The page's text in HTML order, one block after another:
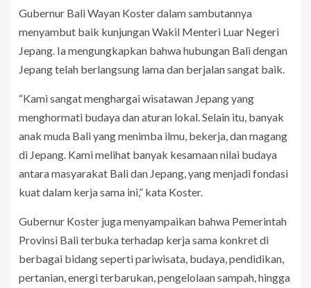
Gubernur Bali Wayan Koster dalam sambutannya
menyambut baik kunjungan Wakil Menteri Luar Negeri
Jepang. Ia mengungkapkan bahwa hubungan Bali dengan
Jepang telah berlangsung lama dan berjalan sangat baik.
“Kami sangat menghargai wisatawan Jepang yang
menghormati budaya dan aturan lokal. Selain itu, banyak
anak muda Bali yang menimba ilmu, bekerja, dan magang
di Jepang. Kami melihat banyak kesamaan nilai budaya
antara masyarakat Bali dan Jepang, yang menjadi fondasi
kuat dalam kerja sama ini,” kata Koster.
Gubernur Koster juga menyampaikan bahwa Pemerintah
Provinsi Bali terbuka terhadap kerja sama konkret di
berbagai bidang seperti pariwisata, budaya, pendidikan,
pertanian, energi terbarukan, pengelolaan sampah, hingga